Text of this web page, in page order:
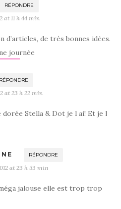
RÉPONDRE
at 11 h 44 min
d’articles, de très bonnes idées.
journée
RÉPONDRE
at 23 h 22 min
dorée Stella & Dot je l ai! Et je l
RÉPONDRE
at 23 h 53 min
jalouse elle est trop trop